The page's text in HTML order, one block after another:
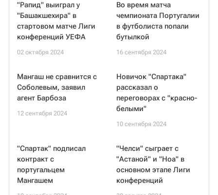
"Рапид" выиграл у
"Башакшехира" в
стартовом матче Лиги
конференций УЕФА
02 октября 2024
Во время матча
чемпионата Португалии
в футболиста попали
бутылкой
16 сентября 2024
Мангаш не сравнится с
Соболевым, заявил
агент Барбоза
12 сентября 2024
Новичок "Спартака"
рассказал о
переговорах с "красно-
белыми"
10 сентября 2024
"Спартак" подписал
контракт с
португальцем
Мангашем
"Челси" сыграет с
"Астаной" и "Ноа" в
основном этапе Лиги
конференций